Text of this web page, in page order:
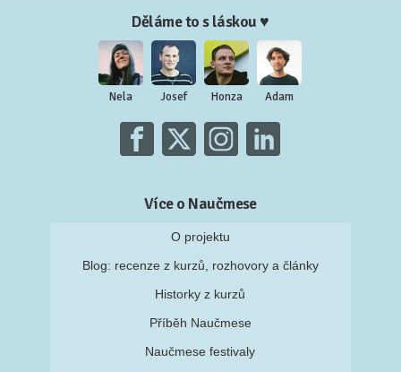
Děláme to s láskou ♥
Nela Josef Honza Adam
Více o Naučmese
O projektu
Blog: recenze z kurzů, rozhovory a články
Historky z kurzů
Příběh Naučmese
Naučmese festivaly